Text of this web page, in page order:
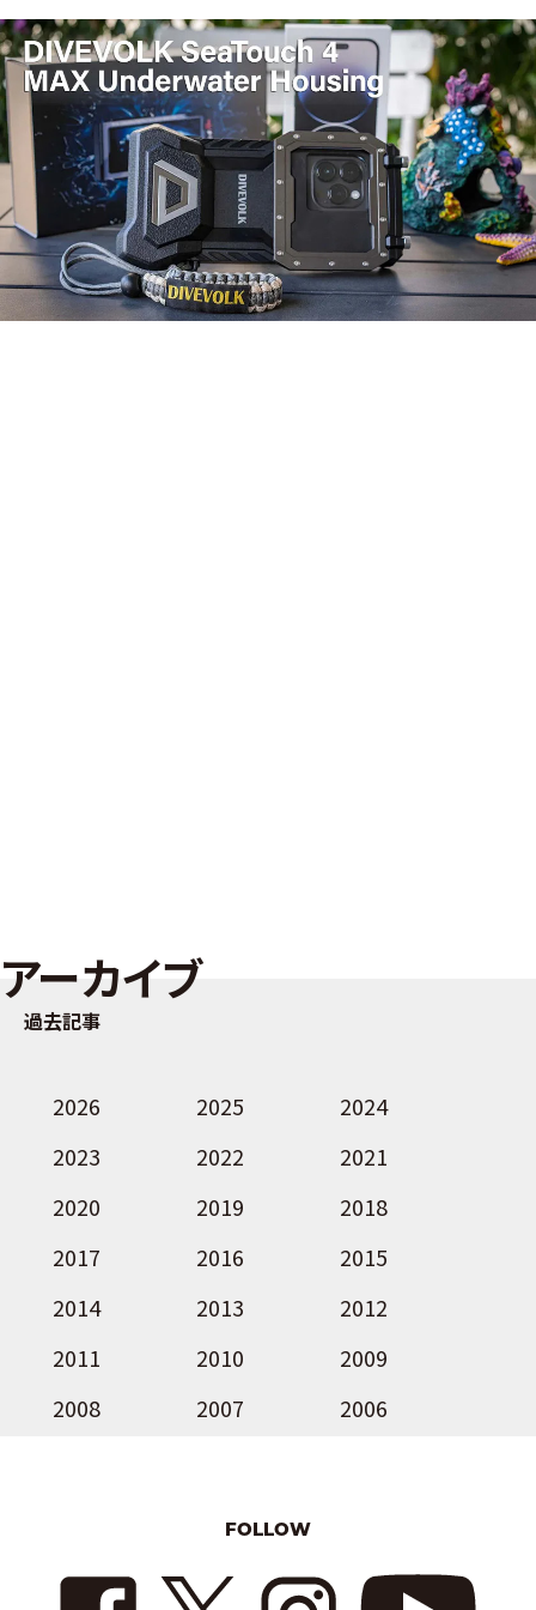
アーカイブ
過去記事
2026 2025
2024
2023
2022
2021
2020
2019
2018
2017
2016
2015
2014
2013
2012
2011
2010
2009
2008
2007 2006
FOLLOW